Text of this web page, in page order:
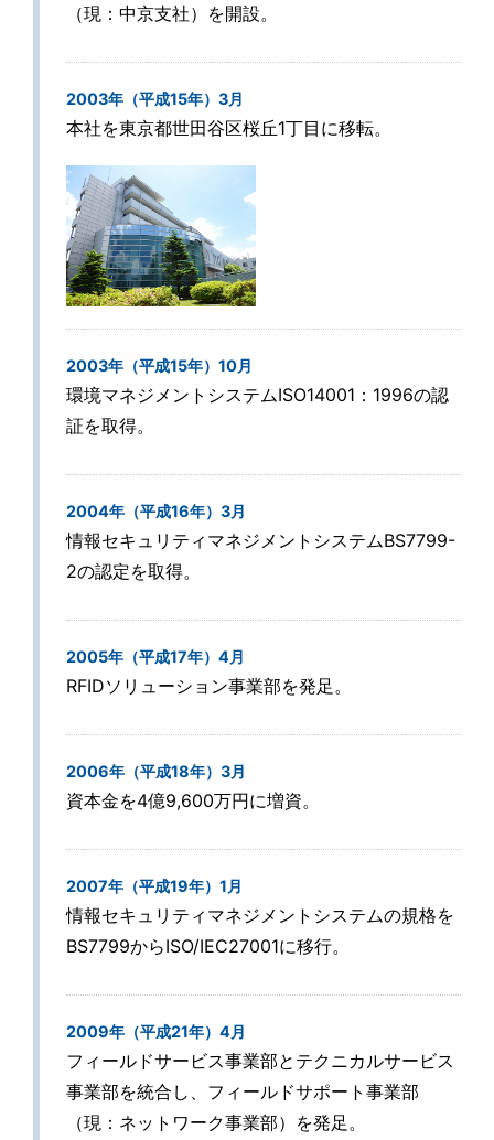
（現：中京支社）を開設。
2003年（平成15年）3月
本社を東京都世田谷区桜丘1丁目に移転。
2003年（平成15年）10月
環境マネジメントシステムISO14001：1996の認
証を取得。
2004年（平成16年）3月
情報セキュリティマネジメントシステムBS7799-
2の認定を取得。
2005年（平成17年）4月
RFIDソリューション事業部を発足。
2006年（平成18年）3月
資本金を4億9,600万円に増資。
2007年（平成19年）1月
情報セキュリティマネジメントシステムの規格を
BS7799からISO/IEC27001に移行。
2009年（平成21年）4月
フィールドサービス事業部とテクニカルサービス
事業部を統合し、フィールドサポート事業部
（現：ネットワーク事業部）を発足。